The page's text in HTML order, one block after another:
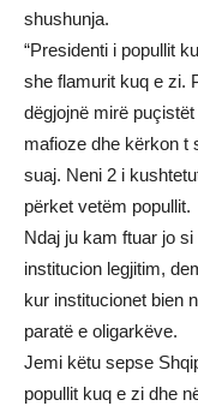
shushunja.
“Presidenti i popullit
she flamurit kuq e zi.
dëgjojnë mirë
mafioze dhe kërkon t
suaj. Neni 2 i
përket vetëm popullit.
Ndaj ju kam ftuar jo
institucion legjitim,
kur institucionet bien
paratë e oligarkëve.
Jemi këtu sepse
popullit kuq e zi dhe